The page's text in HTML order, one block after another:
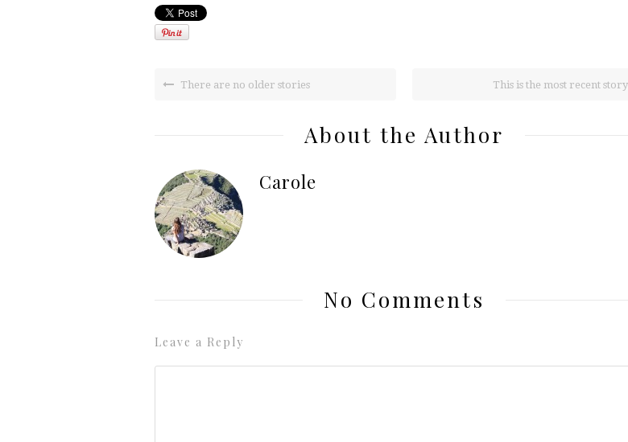
There are no older stories This is the most recent story
About the Author
Carole
No Comments
Leave a Reply